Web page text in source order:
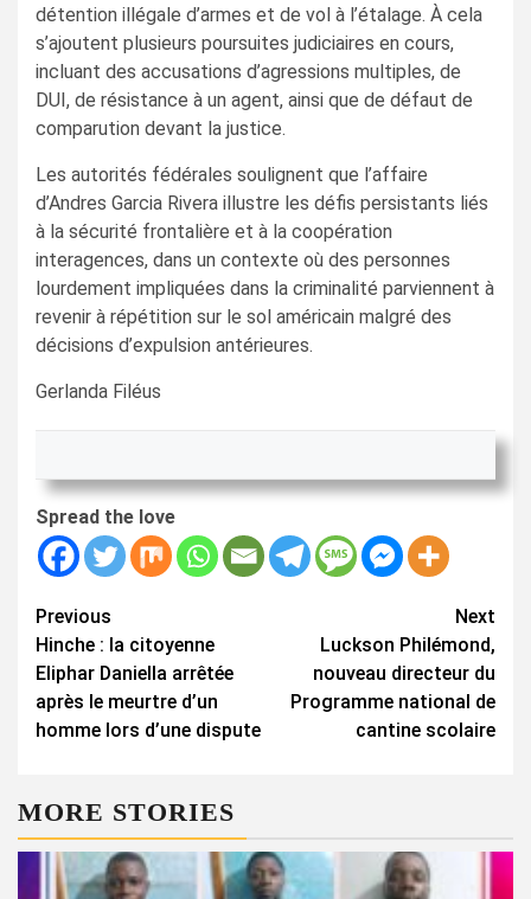
détention illégale d’armes et de vol à l’étalage. À cela
s’ajoutent plusieurs poursuites judiciaires en cours,
incluant des accusations d’agressions multiples, de
DUI, de résistance à un agent, ainsi que de défaut de
comparution devant la justice.
Les autorités fédérales soulignent que l’affaire
d’Andres Garcia Rivera illustre les défis persistants liés
à la sécurité frontalière et à la coopération
interagences, dans un contexte où des personnes
lourdement impliquées dans la criminalité parviennent à
revenir à répétition sur le sol américain malgré des
décisions d’expulsion antérieures.
Gerlanda Filéus
Spread the love
Continue
Reading
Previous
Hinche : la citoyenne
Eliphar Daniella arrêtée
après le meurtre d’un
homme lors d’une dispute
Next
Luckson Philémond,
nouveau directeur du
Programme national de
cantine scolaire
MORE STORIES